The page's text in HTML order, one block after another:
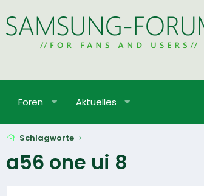
Foren Aktuelles
Schlagworte
a56 one ui 8